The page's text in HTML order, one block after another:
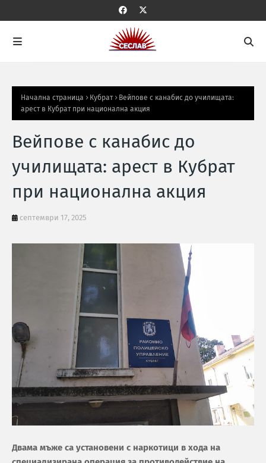
Начална страница Кубрат
Вейпове с канабис до училищата:
арест в Кубрат при национална акция
Вейпове с канабис до
училищата: арест в Кубрат
при национална акция
септември 17, 2025
Двама мъже са установени с наркотици в хода на